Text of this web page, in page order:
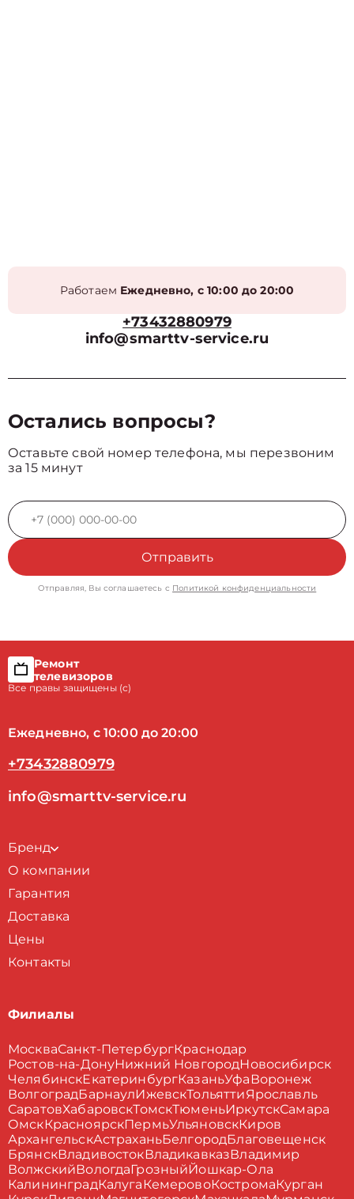
Работаем Ежедневно, с 10:00 до 20:00
+73432880979
info@smarttv-service.ru
Остались вопросы?
Оставьте свой номер телефона, мы перезвоним
за 15 минут
Отправить
Отправляя, Вы соглашаетесь с Политикой конфиденциальности
Ремонт
телевизоров
Все правы защищены (с)
Ежедневно, с 10:00 до 20:00
+73432880979
info@smarttv-service.ru
Бренд
О компании
Гарантия
Доставка
Цены
Контакты
Филиалы
МоскваСанкт-ПетербургКраснодар
Ростов-на-ДонуНижний НовгородНовосибирск
ЧелябинскЕкатеринбургКазаньУфа Воронеж
ВолгоградБарнаулИжевскТольяттиЯрославль
СаратовХабаровскТомскТюменьИркутскСамара
ОмскКрасноярскПермьУльяновскКиров
АрхангельскАстраханьБелгородБлаговещенск
БрянскВладивостокВладикавказВладимир
ВолжскийВологдаГрозныйЙошкар-Ола
КалининградКалуга КемеровоКостромаКурган